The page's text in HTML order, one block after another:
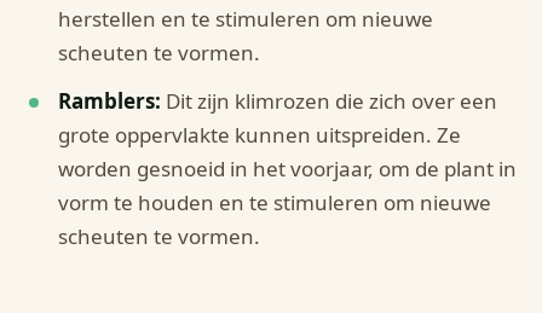
herstellen en te stimuleren om nieuwe
scheuten te vormen.
Ramblers: Dit zijn klimrozen die zich over een
grote oppervlakte kunnen uitspreiden. Ze
worden gesnoeid in het voorjaar, om de plant in
vorm te houden en te stimuleren om nieuwe
scheuten te vormen.